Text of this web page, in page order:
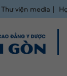
Thư viện media